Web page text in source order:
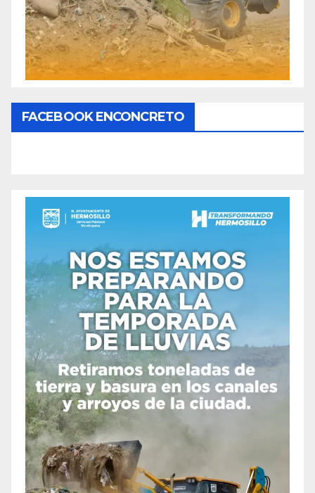
FACEBOOK ENCONCRETO